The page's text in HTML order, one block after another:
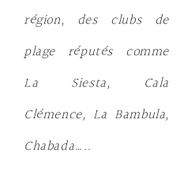
région, des clubs de
plage réputés comme
La Siesta, Cala
Clémence, La Bambula,
Chabada…..